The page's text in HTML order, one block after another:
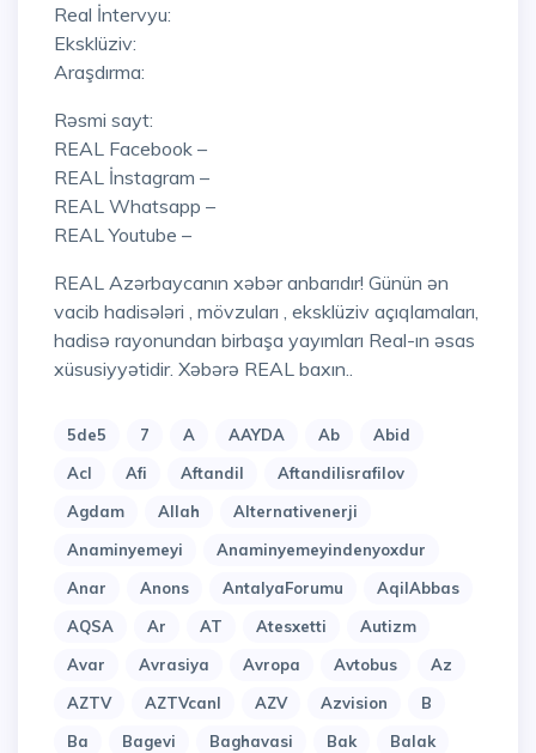
Real İntervyu:
Eksklüziv:
Araşdırma:
Rəsmi sayt:
REAL Facebook –
REAL İnstagram –
REAL Whatsapp –
REAL Youtube –
REAL Azərbaycanın xəbər anbarıdır! Günün ən
vacib hadisələri , mövzuları , eksklüziv açıqlamaları,
hadisə rayonundan birbaşa yayımları Real-ın əsas
xüsusiyyətidir. Xəbərə REAL baxın..
5de5 7 A AAYDA Ab
Abid
Acl
Afi Aftandil
Aftandilisrafilov
Agdam
Allah
Alternativenerji
Anaminyemeyi
Anaminyemeyindenyoxdur
Anar
Anons AntalyaForumu
AqilAbbas
AQSA
Ar AT Atesxetti
Autizm
Avar
Avrasiya Avropa Avtobus
Az
AZTV
AZTVcanl AZV Azvision
B
Ba
Bagevi Baghavasi Bak
Balak